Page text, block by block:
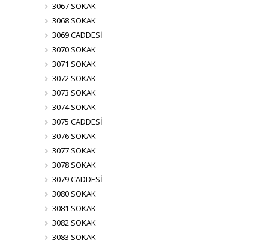
3067 SOKAK
3068 SOKAK
3069 CADDESİ
3070 SOKAK
3071 SOKAK
3072 SOKAK
3073 SOKAK
3074 SOKAK
3075 CADDESİ
3076 SOKAK
3077 SOKAK
3078 SOKAK
3079 CADDESİ
3080 SOKAK
3081 SOKAK
3082 SOKAK
3083 SOKAK